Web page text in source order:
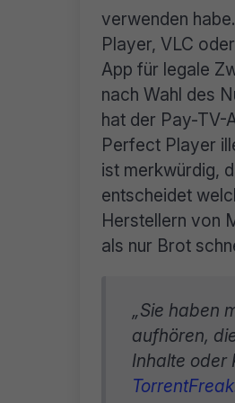
verwenden
Player, VLC
App für legale
nach Wahl des
hat der Pay-TV-
Perfect Player
ist merkwürdig,
entscheidet
Herstellern von
als nur Brot
„Sie haben
aufhören,
Inhalte oder